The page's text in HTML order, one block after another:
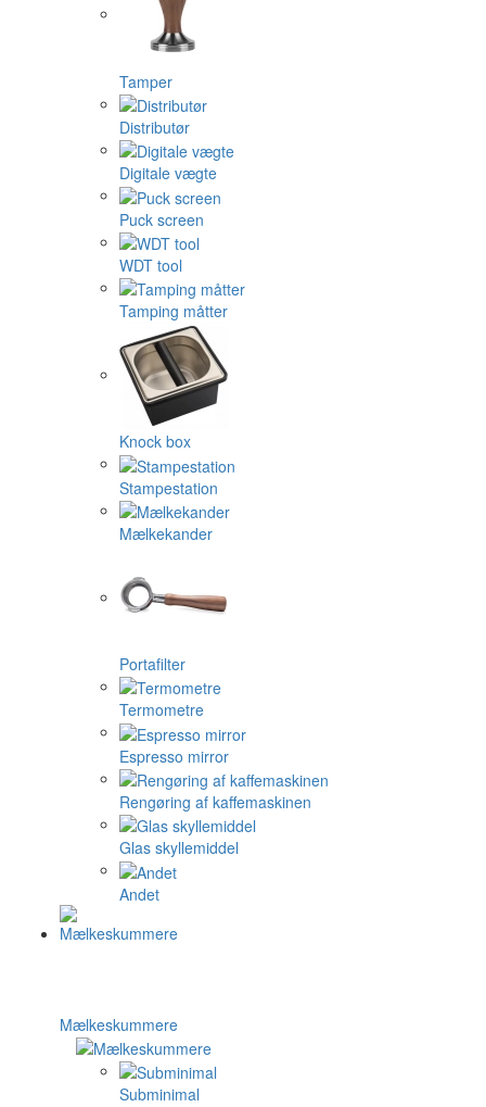
Tamper
Distributør
Digitale vægte
Puck screen
WDT tool
Tamping måtter
Knock box
Stampestation
Mælkekander
Portafilter
Termometre
Espresso mirror
Rengøring af kaffemaskinen
Glas skyllemiddel
Andet
Mælkeskummere
Subminimal